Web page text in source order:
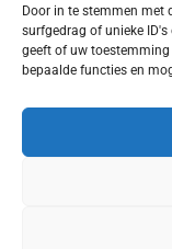
Door in te stemmen met
surfgedrag of unieke
geeft of uw
bepaalde functies en
Volg ons
Wij van